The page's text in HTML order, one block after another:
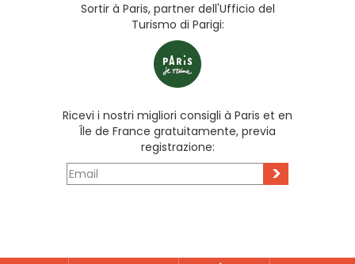
Sortir à Paris, partner dell'Ufficio del
Turismo di Parigi:
Ricevi i nostri migliori consigli à Paris et en
Île de France gratuitamente, previa
registrazione:
>